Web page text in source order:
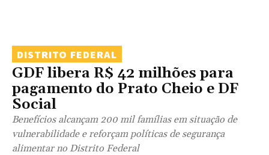
DISTRITO FEDERAL
GDF libera R$ 42 milhões para
pagamento do Prato Cheio e DF
Social
Benefícios alcançam 200 mil famílias em situação de
vulnerabilidade e reforçam políticas de segurança
alimentar no Distrito Federal